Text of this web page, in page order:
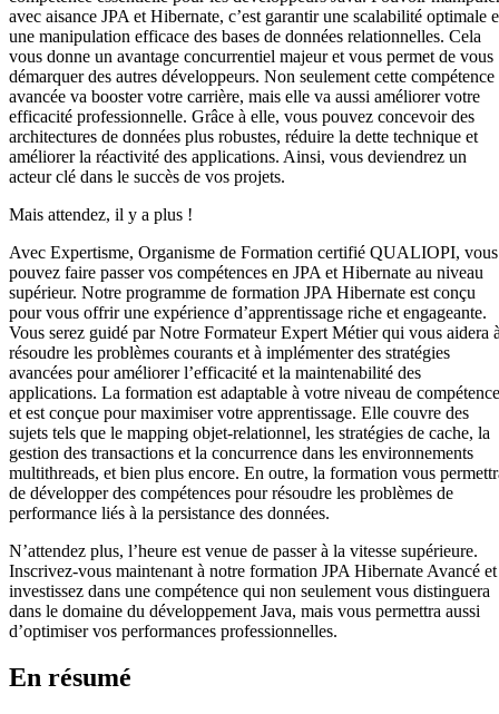
avec aisance JPA et Hibernate, c’est garantir une scalabilité optimale
une manipulation efficace des bases de données relationnelles. Cela
vous donne un avantage concurrentiel majeur et vous permet de vous
démarquer des autres développeurs. Non seulement cette compétence
avancée va booster votre carrière, mais elle va aussi améliorer votre
efficacité professionnelle. Grâce à elle, vous pouvez concevoir des
architectures de données plus robustes, réduire la dette technique et
améliorer la réactivité des applications. Ainsi, vous deviendrez un
acteur clé dans le succès de vos projets.
Mais attendez, il y a plus !
Avec Expertisme, Organisme de Formation certifié QUALIOPI, vous
pouvez faire passer vos compétences en JPA et Hibernate au niveau
supérieur. Notre programme de formation JPA Hibernate est conçu
pour vous offrir une expérience d’apprentissage riche et engageante.
Vous serez guidé par Notre Formateur Expert Métier qui vous aidera
résoudre les problèmes courants et à implémenter des stratégies
avancées pour améliorer l’efficacité et la maintenabilité des
applications. La formation est adaptable à votre niveau de compétence
et est conçue pour maximiser votre apprentissage. Elle couvre des
sujets tels que le mapping objet-relationnel, les stratégies de cache, la
gestion des transactions et la concurrence dans les environnements
multithreads, et bien plus encore. En outre, la formation vous
de développer des compétences pour résoudre les problèmes de
performance liés à la persistance des données.
N’attendez plus, l’heure est venue de passer à la vitesse supérieure.
Inscrivez-vous maintenant à notre formation JPA Hibernate Avancé et
investissez dans une compétence qui non seulement vous distinguera
dans le domaine du développement Java, mais vous permettra aussi
d’optimiser vos performances professionnelles.
En résumé